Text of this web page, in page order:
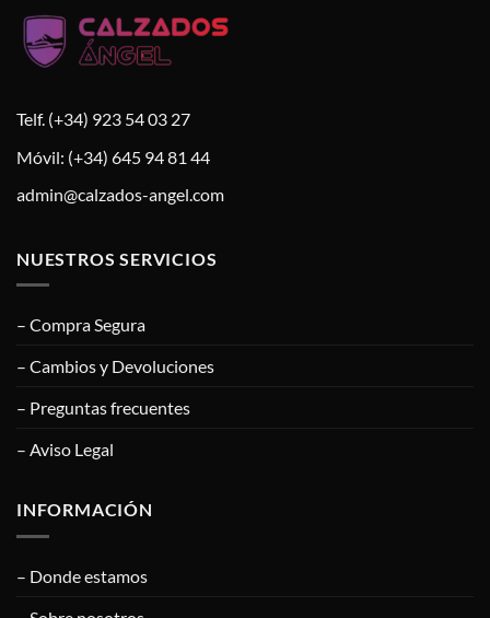
Telf. (+34) 923 54 03 27
Móvil: (+34) 645 94 81 44
admin@calzados-angel.com
NUESTROS SERVICIOS
– Compra Segura
– Cambios y Devoluciones
– Preguntas frecuentes
– Aviso Legal
INFORMACIÓN
– Donde estamos